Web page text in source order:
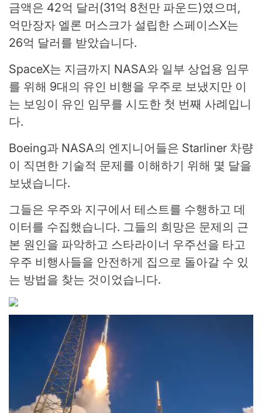
금액은 42억 달러(31억 8천만 파운드)였으며,
억만장자 엘론 머스크가 설립한 스페이스X는
26억 달러를 받았습니다.
SpaceX는 지금까지 NASA와 일부 상업용 임무
를 위해 9대의 유인 비행을 우주로 보냈지만 이
는 보잉이 유인 임무를 시도한 첫 번째 사례입니
다.
Boeing과 NASA의 엔지니어들은 Starliner 차량
이 직면한 기술적 문제를 이해하기 위해 몇 달을
보냈습니다.
그들은 우주와 지구에서 테스트를 수행하고 데
이터를 수집했습니다. 그들의 희망은 문제의 근
본 원인을 파악하고 스타라이너 우주선을 타고
우주 비행사들을 안전하게 집으로 돌아갈 수 있
는 방법을 찾는 것이었습니다.